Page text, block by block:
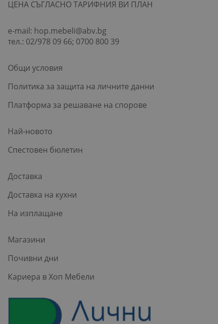
ЦЕНА СЪГЛАСНО ТАРИФНИЯ ВИ ПЛАН
e-mail: hop.mebeli@abv.bg
тел.: 02/978 09 66; 0700 800 39
Общи условия
Политика за защита на личните данни
Платформа за решаване на спорове
Най-новото
Спестовен бюлетин
Доставка
Доставка на кухни
На изплащане
Магазини
Почивни дни
Кариера в Хоп Мебели